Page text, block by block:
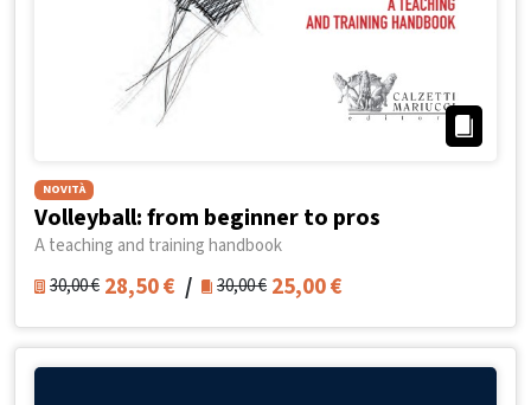
NOVITÀ
Volleyball: from beginner to pros
A teaching and training handbook
30,00€ 28,50€ / 30,00€ 25,00€